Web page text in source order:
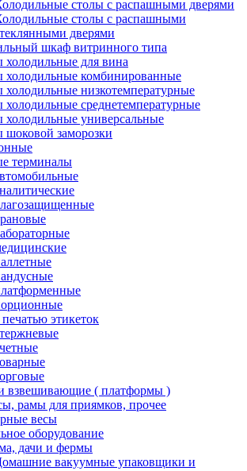
столы с распашными дверями
столы с распашными
дверями
шкаф витринного типа
для вина
комбинированные
низкотемпературные
среднетемпературные
универсальные
заморозки
терминалы
этикеток
взвешивающие ( платформы )
рамы для приямков, прочее
весы
оборудование
дачи и фермы
вакуумные упаковщики и